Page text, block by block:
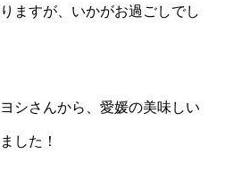
ますが、いかがお過ごしでし
シさんから、愛媛の美味しい
した！